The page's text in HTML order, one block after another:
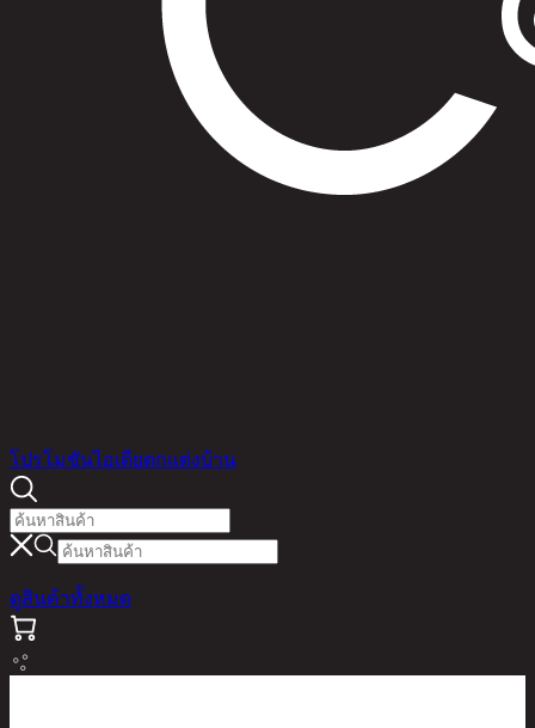
โปรโมชันไอเดียตกแต่งบ้าน
ดูสินค้าทั้งหมด